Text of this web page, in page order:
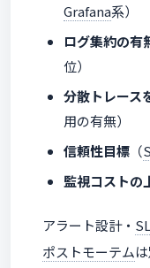
Grafana系）
ログ集約の有
位）
分散トレース
用の有無）
信頼性目標 （
監視コストの
アラート設計・
ポストモーテム